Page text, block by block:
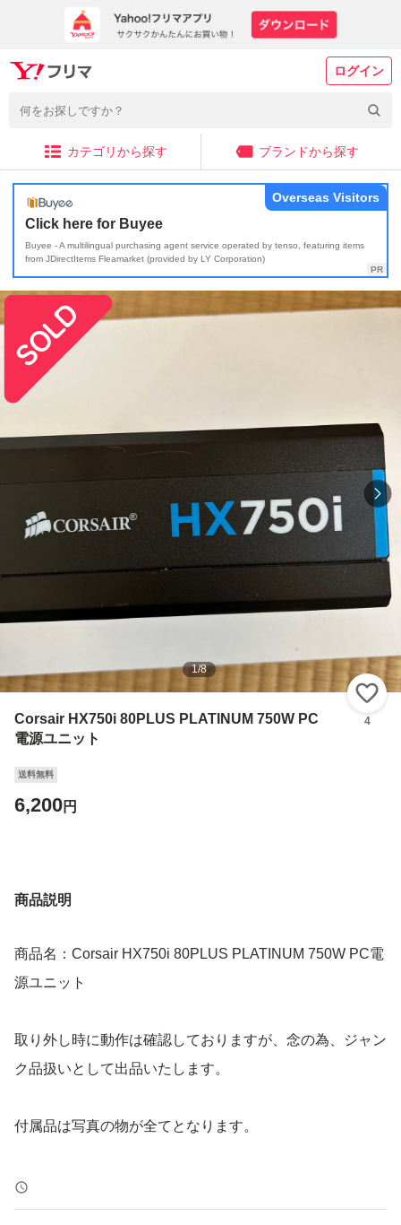
ログイン
カテゴリから探す ブランドから探す
Click here for Buyee
Buyee - A multilingual purchasing agent service operated by tenso, featuring items
from JDirectItems Fleamarket (provided by LY Corporation)
Overseas Visitors
1/8
Corsair HX750i 80PLUS PLATINUM 750W PC
電源ユニット
4
送料無料
6,200円
商品説明
商品名：Corsair HX750i 80PLUS PLATINUM 750W PC電
源ユニット
取り外し時に動作は確認しておりますが、念の為、ジャン
ク品扱いとして出品いたします。
付属品は写真の物が全てとなります。
＊返品、交換はお受け出来ませんのでご理解ある方のみご
検討ください。